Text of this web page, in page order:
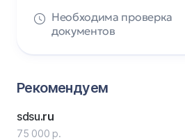
Необходима проверка
документов
Рекомендуем
sdsu.ru
75 000 р.